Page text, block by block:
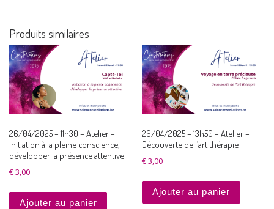
Produits similaires
26/04/2025 – 11h30 – Atelier –
Initiation à la pleine conscience,
développer la présence attentive
€3,00
Ajouter au panier
26/04/2025 – 13h50 – Atelier –
Découverte de l’art thérapie
€3,00
Ajouter au panier